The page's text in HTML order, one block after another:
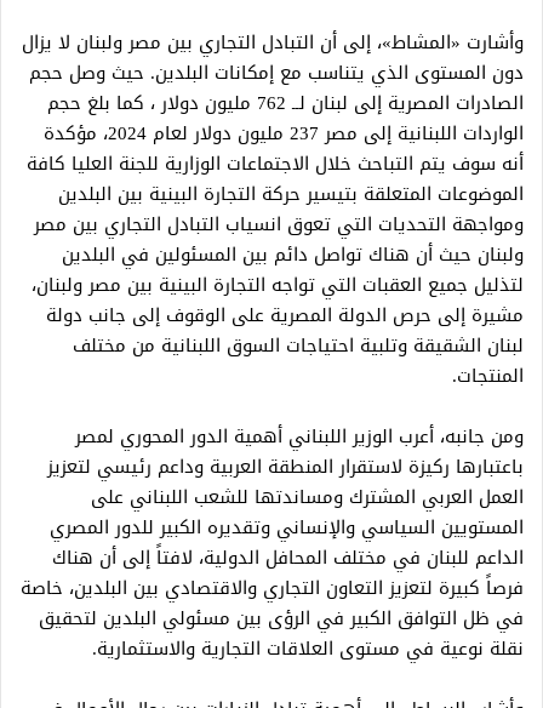
وأشارت «المشاط»، إلى أن التبادل التجاري بين مصر ولبنان لا يزال
دون المستوى الذي يتناسب مع إمكانات البلدين. حيث وصل حجم
الصادرات المصرية إلى لبنان لــ 762 مليون دولار ، كما بلغ حجم
الواردات اللبنانية إلى مصر 237 مليون دولار لعام 2024، مؤكدة
أنه سوف يتم التباحث خلال الاجتماعات الوزارية للجنة العليا كافة
الموضوعات المتعلقة بتيسير حركة التجارة البينية بين البلدين
ومواجهة التحديات التي تعوق انسياب التبادل التجاري بين مصر
ولبنان حيث أن هناك تواصل دائم بين المسئولين في البلدين
لتذليل جميع العقبات التي تواجه التجارة البينية بين مصر ولبنان،
مشيرة إلى حرص الدولة المصرية على الوقوف إلى جانب دولة
لبنان الشقيقة وتلبية احتياجات السوق اللبنانية من مختلف
المنتجات.
ومن جانبه، أعرب الوزير اللبناني أهمية الدور المحوري لمصر
باعتبارها ركيزة لاستقرار المنطقة العربية وداعم رئيسي لتعزيز
العمل العربي المشترك ومساندتها للشعب اللبناني على
المستويين السياسي والإنساني وتقديره الكبير للدور المصري
الداعم للبنان في مختلف المحافل الدولية، لافتاً إلى أن هناك
فرصاً كبيرة لتعزيز التعاون التجاري والاقتصادي بين البلدين، خاصة
في ظل التوافق الكبير في الرؤى بين مسئولي البلدين لتحقيق
نقلة نوعية في مستوى العلاقات التجارية والاستثمارية.